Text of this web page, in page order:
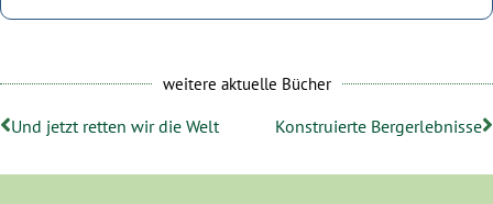
weitere aktuelle Bücher
Und jetzt retten wir die Welt Konstruierte Bergerlebnisse